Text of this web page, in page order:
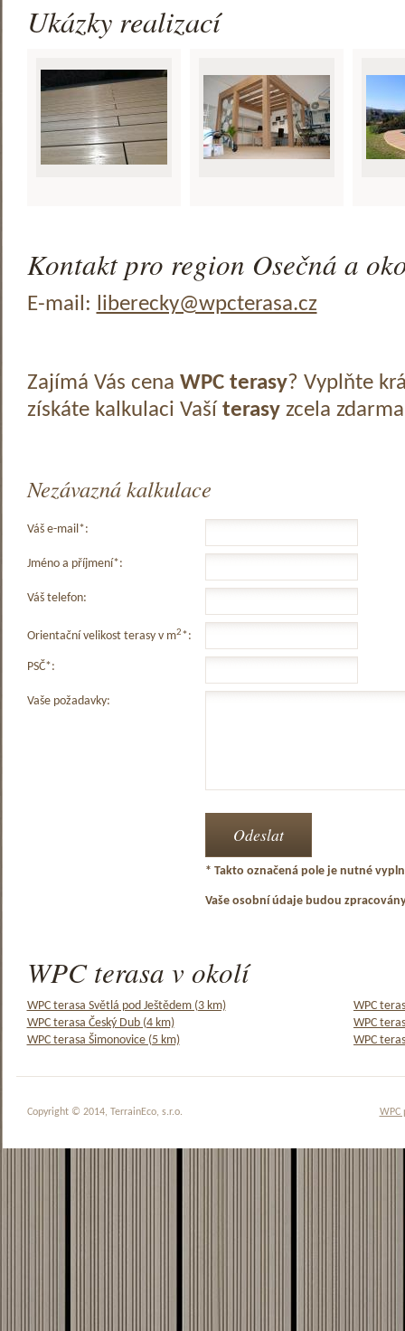
Ukázky realizací
Kontakt pro region Osečná a
E-mail: liberecky@wpcterasa.cz
Zajímá Vás cena WPC terasy? Vyplňte
získáte kalkulaci Vaší terasyzcela
Nezávazná kalkulace
Váš e-mail*:
Jméno a příjmení*:
Váš telefon:
Orientační velikost terasy v m2*:
PSČ*:
Vaše požadavky:
* Takto označená pole je nutné
Vaše osobní údaje budou
WPC terasa v okolí
WPC terasa Světlá pod Ještědem (3 km)
WPC
WPC terasa Český Dub (4 km)
WPC
WPC terasa Šimonovice (5 km)
WPC
WPC
Copyright © 2014, TerrainEco, s.r.o.